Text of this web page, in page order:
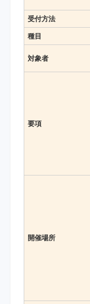
受付方法
種目
対象者
要項
開催場所